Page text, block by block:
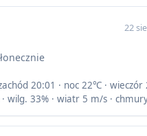
22
20:01 · noc 22℃ · wieczór
wilg. 33% · wiatr 5 m/s ·